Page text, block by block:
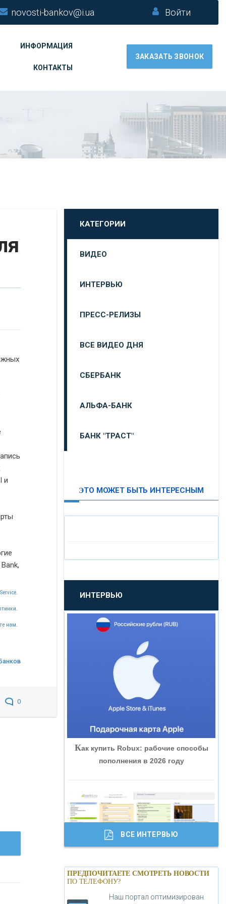
novosti-bankov@i.ua Войти
ИНФОРМАЦИЯ
КОНТАКТЫ
ЗАКАЗАТЬ ЗВОНОК
и
нам.
0
КАТЕГОРИИ
ВИДЕО
ИНТЕРВЬЮ
ПРЕСС-РЕЛИЗЫ
ВСЕ ВИДЕО ДНЯ
СБЕРБАНК
АЛЬФА-БАНК
БАНК "ТРАСТ"
«ПРОМСВЯЗЬБАНК»
«НОВИКОМБАНК»
«СМП БАНК»
«ВНЕШПРОМБАНК»
«БАНК ГЛОБЭКС»
«ТРАСТ»
«ГАЗПРОМБАНК»
«МОСКОВСКИЙ КРЕДИТНЫЙ
БАНК»
ЭТО МОЖЕТ БЫТЬ ИНТЕРЕСНЫМ
ИНТЕРВЬЮ
Как купить Robux: рабочие способы
пополнения в 2026 году
Банки.ру обновил логотип впервые за
19 лет - «Лента новостей»
ВСЕ ИНТЕРВЬЮ
ПРЕДПОЧИТАЕТЕ СМОТРЕТЬ НОВОСТИ
ПО ТЕЛЕФОНУ?
Наш портал оптимизирован